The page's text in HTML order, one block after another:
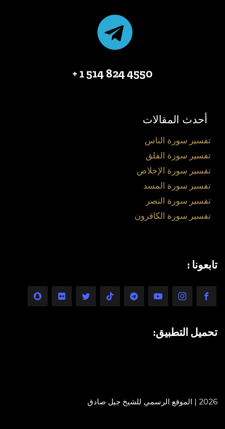
4550 824 514 1 +
أحدث المقالات
تفسير سورة الناس
تفسير سورة الفلق
تفسير سورة الإخلاص
تفسير سورة المسد
تفسير سورة النصر
تفسير سورة الكافرون
تابعونا :
تحميل التطبيق:
2026 | الموقع الرسمي للشيخ جيل صادق